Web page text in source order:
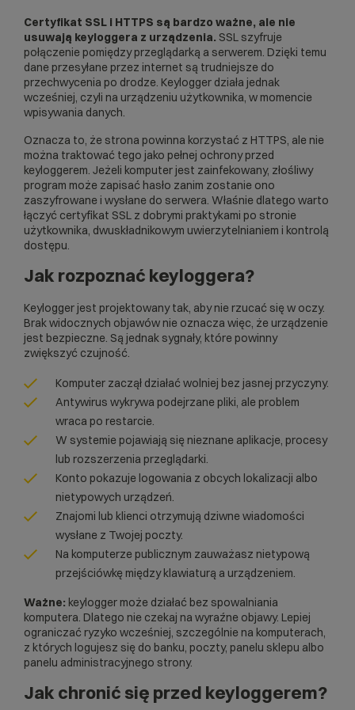
Certyfikat SSL i HTTPS są bardzo ważne, ale nie
usuwają keyloggera z urządzenia. SSL szyfruje
połączenie pomiędzy przeglądarką a serwerem. Dzięki temu
dane przesyłane przez internet są trudniejsze do
przechwycenia po drodze. Keylogger działa jednak
wcześniej, czyli na urządzeniu użytkownika, w momencie
wpisywania danych.
Oznacza to, że strona powinna korzystać z HTTPS, ale nie
można traktować tego jako pełnej ochrony przed
keyloggerem. Jeżeli komputer jest zainfekowany, złośliwy
program może zapisać hasło zanim zostanie ono
zaszyfrowane i wysłane do serwera. Właśnie dlatego warto
łączyć certyfikat SSL z dobrymi praktykami po stronie
użytkownika, dwuskładnikowym uwierzytelnianiem i kontrolą
dostępu.
Jak rozpoznać keyloggera?
Keylogger jest projektowany tak, aby nie rzucać się w oczy.
Brak widocznych objawów nie oznacza więc, że urządzenie
jest bezpieczne. Są jednak sygnały, które powinny
zwiększyć czujność.
Komputer zaczął działać wolniej bez jasnej przyczyny.
Antywirus wykrywa podejrzane pliki, ale problem
wraca po restarcie.
W systemie pojawiają się nieznane aplikacje, procesy
lub rozszerzenia przeglądarki.
Konto pokazuje logowania z obcych lokalizacji albo
nietypowych urządzeń.
Znajomi lub klienci otrzymują dziwne wiadomości
wysłane z Twojej poczty.
Na komputerze publicznym zauważasz nietypową
przejściówkę między klawiaturą a urządzeniem.
Ważne: keylogger może działać bez spowalniania
komputera. Dlatego nie czekaj na wyraźne objawy. Lepiej
ograniczać ryzyko wcześniej, szczególnie na komputerach,
z których logujesz się do banku, poczty, panelu sklepu albo
panelu administracyjnego strony.
Jak chronić się przed keyloggerem?